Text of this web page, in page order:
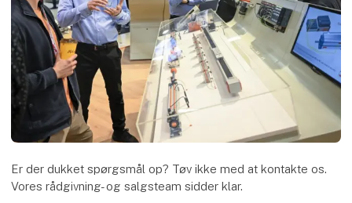
Er der dukket spørgsmål op? Tøv ikke med at kontakte os.
Vores rådgivning- og salgsteam sidder klar.